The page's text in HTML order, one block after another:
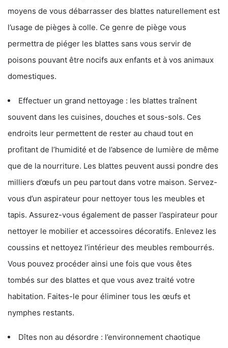
moyens de vous débarrasser des blattes naturellement est
l’usage de pièges à colle. Ce genre de piège vous
permettra de piéger les blattes sans vous servir de
poisons pouvant être nocifs aux enfants et à vos animaux
domestiques.
Effectuer un grand nettoyage : les blattes traînent
souvent dans les cuisines, douches et sous-sols. Ces
endroits leur permettent de rester au chaud tout en
profitant de l’humidité et de l’absence de lumière de même
que de la nourriture. Les blattes peuvent aussi pondre des
milliers d’œufs un peu partout dans votre maison. Servez-
vous d’un aspirateur pour nettoyer tous les meubles et
tapis. Assurez-vous également de passer l’aspirateur pour
nettoyer le mobilier et accessoires décoratifs. Enlevez les
coussins et nettoyez l’intérieur des meubles rembourrés.
Vous pouvez procéder ainsi une fois que vous êtes
tombés sur des blattes et que vous avez traité votre
habitation. Faites-le pour éliminer tous les œufs et
nymphes restants.
Dîtes non au désordre : l’environnement chaotique